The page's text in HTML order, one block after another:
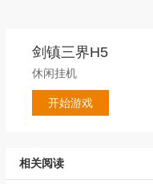
剑镇三界H5
休闲挂机
开始游戏
相关阅读